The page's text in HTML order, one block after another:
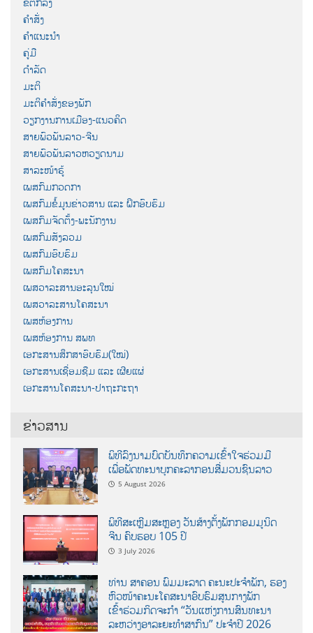
ຄຳສັ່ງ
ຄຳແນະນຳ
ຄູ່ມື
ດຳລັດ
ມະຕິ
ມະຕິຄຳສັ່ງຂອງພັກ
ວຽກງານການເມືອງ-ແນວຄິດ
ສາຍພົວພັນລາວ-ຈີນ
ສາຍພົວພັນລາວຫວຽດນາມ
ສາລະໜ້າຮູ້
ເພສກົມກວດກາ
ເພສກົມຂໍ້ມູນຂ່າວສານ ແລະ ຝຶກອົບຮົມ
ເພສກົມຈັດຕັ້ງ-ພະນັກງານ
ເພສກົມສັງລວມ
ເພສກົມອົບຮົມ
ເພສກົມໂຄສະນາ
ເພສວາລະສານອະລຸນໃໝ່
ເພສວາລະສານໂຄສະນາ
ເພສຫ້ອງການ
ເພສຫ້ອງການ ສພທ
ເອກະສານສຶກສາອົບຮົມ(ໃໝ່)
ເອກະສານເຊື່ອມຊືມ ແລະ ເຜີຍແຜ່
ເອກະສານໂຄສະນາ-ປາຖະກະຖາ
ຂ່າວສານ
ພິທີລົງນາມບົດບັນທຶກຄວາມເຂົ້າໃຈຮ່ວມມື
ເພື່ອພັດທະນາບຸກຄະລາກອນສື່ມວນຊົນລາວ
5 August 2026
ພິທີສະເຫຼີມສະຫຼອງ ວັນສ້າງຕັ້ງພັກກອມມູນິດ
ຈີນ ຄົບຮອບ 105 ປີ
3 July 2026
ທ່ານ ສາຄອນ ພົມມະລາດ ຄະນະປະຈໍາພັກ, ຮອງ
ຫົວໜ້າຄະນະໂຄສະນາອົບຮົມສູນກາງພັກ
ເຂົ້າຮ່ວມກິດຈະກຳ “ວັນແຫ່ງການສົນທະນາ
ລະຫວ່າງອາລະຍະທຳສາກົນ” ປະຈຳປີ 2026